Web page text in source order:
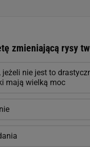
zmieniającą rysy
jeżeli nie jest to
mają wielką moc